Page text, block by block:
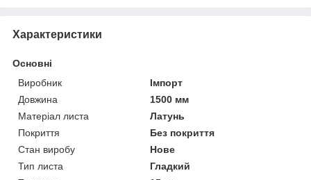
Характеристики
Основні
Виробник
Імпорт
Довжина
1500 мм
Матеріал листа
Латунь
Покриття
Без покриття
Стан виробу
Нове
Тип листа
Гладкий